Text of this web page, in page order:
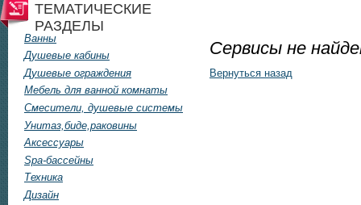
ТЕМАТИЧЕСКИЕ
РАЗДЕЛЫ
Ванны
Душевые кабины
Душевые ограждения
Мебель для ванной комнаты
Смесители, душевые системы
Унитаз,биде,раковины
Аксессуары
Spa-бассейны
Техника
Дизайн
Сервисы не
Вернуться назад